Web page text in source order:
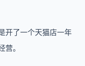
开了一个天猫店一年
。